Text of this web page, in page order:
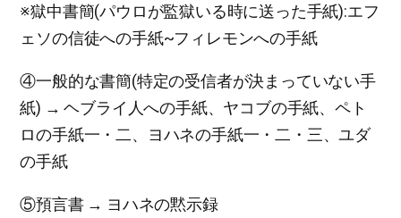
※獄中書簡(パウロが監獄いる時に送った手紙):エフ
ェソの信徒への手紙~フィレモンへの手紙
④一般的な書簡(特定の受信者が決まっていない手
紙) → ヘブライ人への手紙、ヤコブの手紙、ペト
ロの手紙一・二、ヨハネの手紙一・二・三、ユダ
の手紙
⑤預言書 → ヨハネの黙示録